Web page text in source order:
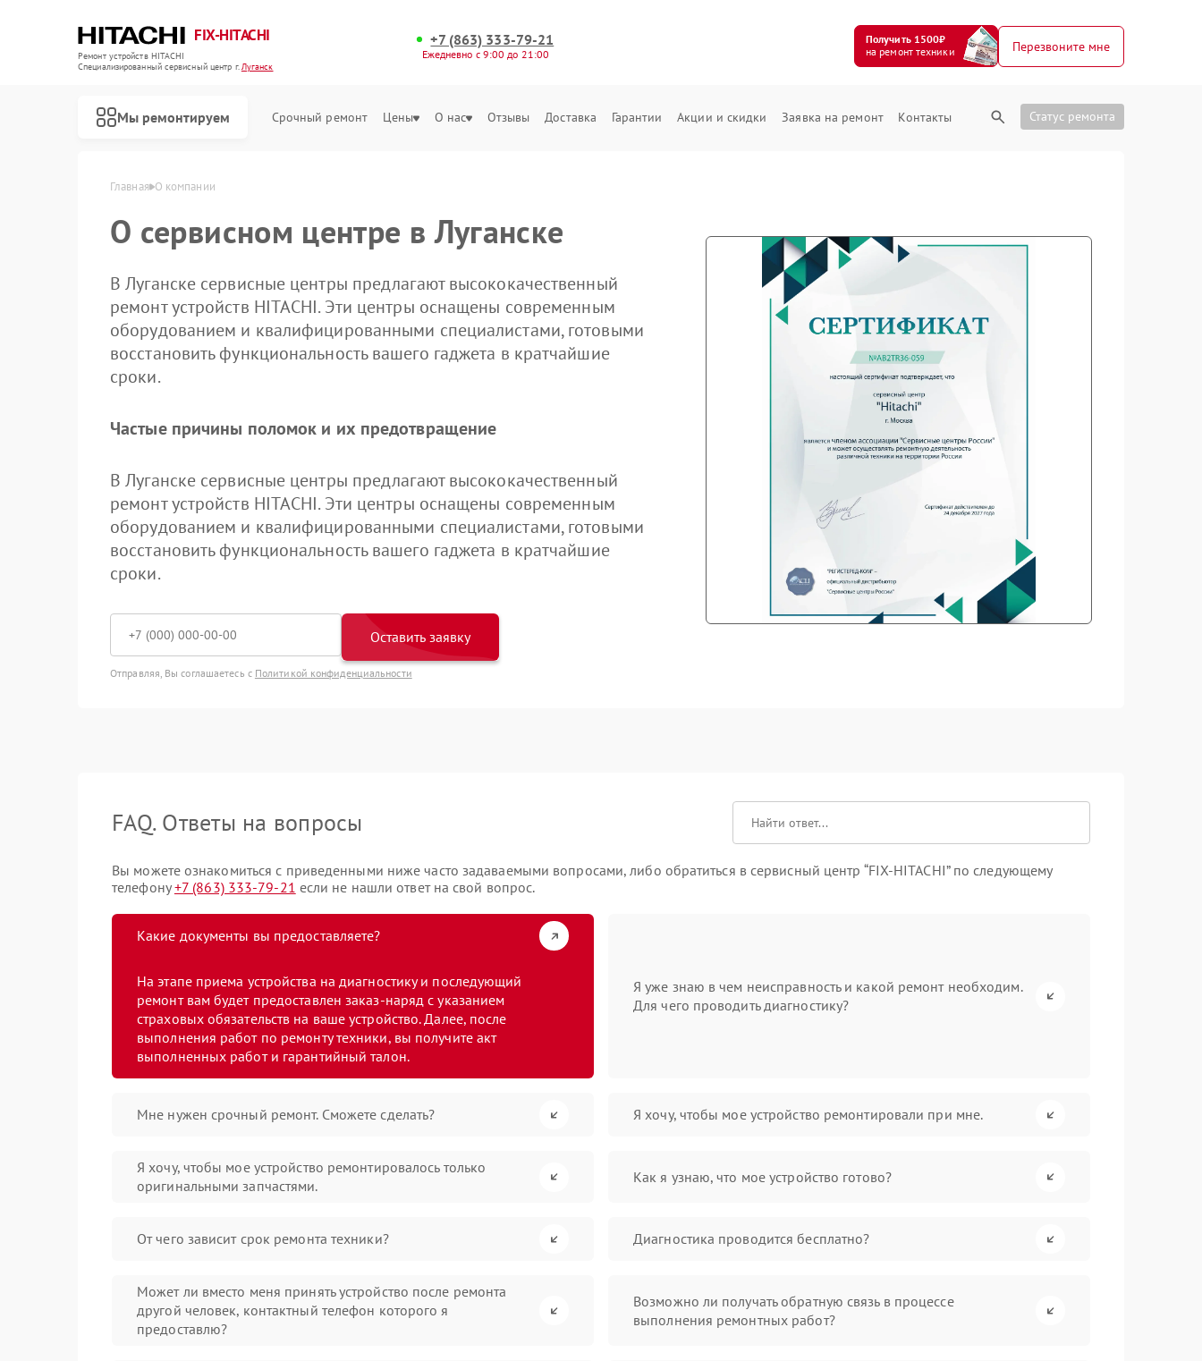
FIX-HITACHI
Ремонт устройств HITACHI
Специализированный cервисный центр г.Луганск
+7 (863) 333-79-21
Ежедневно с 9:00 до 21:00
Получить 1500₽
на ремонт техники
Перезвоните мне
Мы ремонтируем Срочный ремонт Цены О нас Отзывы Доставка Гарантии Акции и скидки Заявка на ремонт Контакты Статус ремонта
Главная О компании
О сервисном центре в Луганске
В Луганске сервисные центры предлагают высококачественный
ремонт устройств HITACHI. Эти центры оснащены современным
оборудованием и квалифицированными специалистами, готовыми
восстановить функциональность вашего гаджета в кратчайшие
сроки.
Частые причины поломок и их предотвращение
В Луганске сервисные центры предлагают высококачественный
ремонт устройств HITACHI. Эти центры оснащены современным
оборудованием и квалифицированными специалистами, готовыми
восстановить функциональность вашего гаджета в кратчайшие
сроки.
Оставить заявку
Отправляя, Вы соглашаетесь с Политикой конфиденциальности
FAQ. Ответы на вопросы
Вы можете ознакомиться с приведенными ниже часто задаваемыми вопросами, либо обратиться в сервисный центр “FIX-HITACHI” по следующему
телефону+7 (863) 333-79-21 если не нашли ответ на свой вопрос.
Какие документы вы предоставляете?
На этапе приема устройства на диагностику и последующий
ремонт вам будет предоставлен заказ-наряд с указанием
страховых обязательств на ваше устройство. Далее, после
выполнения работ по ремонту техники, вы получите акт
выполненных работ и гарантийный талон.
Я уже знаю в чем неисправность и какой ремонт необходим.
Для чего проводить диагностику?
Мне нужен срочный ремонт. Сможете сделать? Я хочу, чтобы мое устройство ремонтировали при мне.
Я хочу, чтобы мое устройство ремонтировалось только
оригинальными запчастями.
Как я узнаю, что мое устройство готово?
От чего зависит срок ремонта техники? Диагностика проводится бесплатно?
Может ли вместо меня принять устройство после ремонта
другой человек, контактный телефон которого я
предоставлю?
Возможно ли получать обратную связь в процессе
выполнения ремонтных работ?